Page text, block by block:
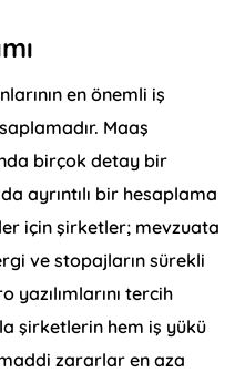
en önemli iş
Maaş
birçok detay bir
ayrıntılı bir hesaplama
için şirketler; mevzuata
ve stopajların sürekli
tercih
şirketlerin hem iş yükü
zararlar en aza